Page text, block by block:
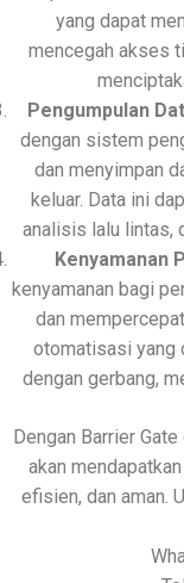
yang dapat
mencegah akses
Pengumpulan
dengan sistem
dan menyimpan
keluar. Data ini
analisis lalu lintas,
Kenyamanan
kenyamanan bagi
dan
otomatisasi yang
dengan gerbang,
Dengan Barrier
akan
efisien, dan aman.